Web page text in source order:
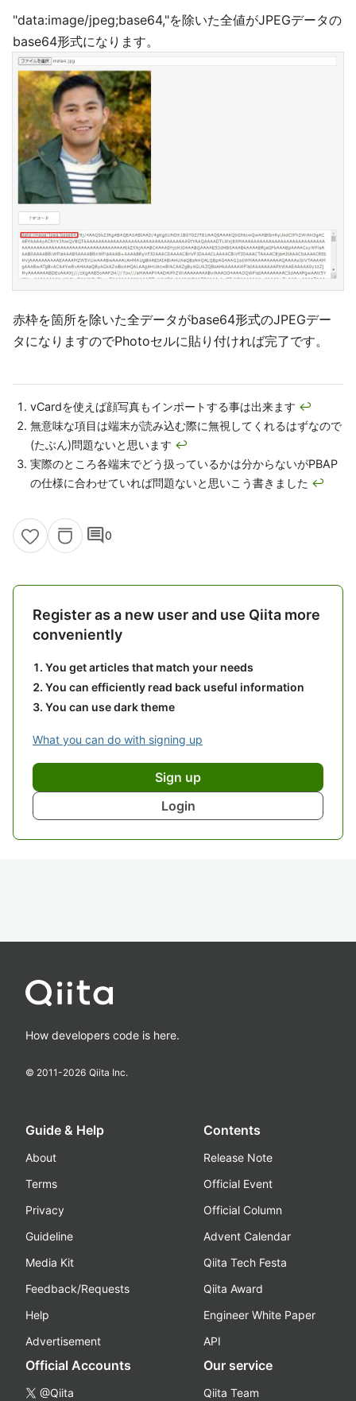
"data:image/jpeg;base64,"を除いた全値がJPEGデータの
base64形式になります。
赤枠を箇所を除いた全データがbase64形式のJPEGデー
タになりますのでPhotoセルに貼り付ければ完了です。
vCardを使えば顔写真もインポートする事は出来ます ↩
無意味な項目は端末が読み込む際に無視してくれるはずなので
(たぶん)問題ないと思います ↩
実際のところ各端末でどう扱っているかは分からないがPBAP
の仕様に合わせていれば問題ないと思いこう書きました ↩
comment0
Register as a new user and use Qiita more
conveniently
You get articles that match your needs
You can efficiently read back useful information
You can use dark theme
What you can do with signing up
Sign up
Login
How developers code is here.
© 2011-2026 Qiita Inc.
Guide & Help
About
Terms
Privacy
Guideline
Media Kit
Feedback/Requests
Help
Advertisement
Contents
Release Note
Official Event
Official Column
Advent Calendar
Qiita Tech Festa
Qiita Award
Engineer White Paper
API
Official Accounts
@Qiita
Our service
Qiita Team